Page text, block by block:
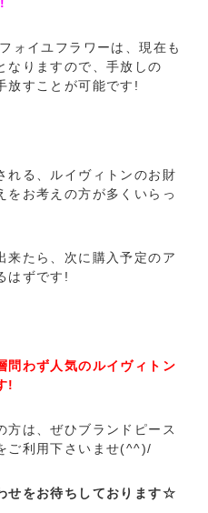
ォイユフラワーは、現在も
なりますので、手放しの
放すことが可能です!
れる、ルイヴィトンのお財
をお考えの方が多くいらっ
来たら、次に購入予定のア
はずです!
問わず人気のルイヴィトン
!
方は、ぜひブランドピース
ご利用下さいませ(^^)/
せをお待ちしております☆